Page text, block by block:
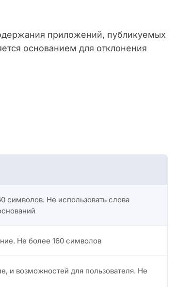
приложений, публикуемых
основанием для отклонения
символов. Не использовать слова
Не более 160 символов
и возможностей для пользователя. Не